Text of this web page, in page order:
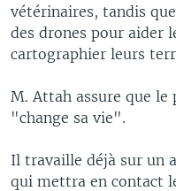
vétérinaires, tandis
des drones pour aider
cartographier leurs
M. Attah assure que
"change sa vie".
Il travaille déjà sur un
qui mettra en contact